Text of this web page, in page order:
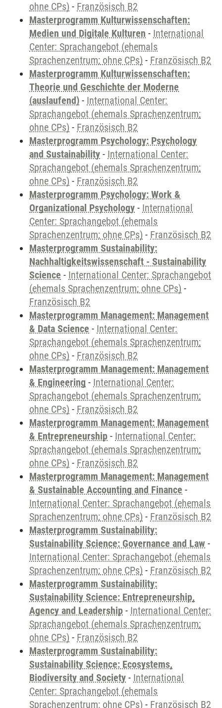
ohne CPs) - Französisch B2
Masterprogramm Kulturwissenschaften:
Medien und Digitale Kulturen - International
Center: Sprachangebot (ehemals
Sprachenzentrum; ohne CPs) - Französisch B2
Masterprogramm Kulturwissenschaften:
Theorie und Geschichte der Moderne
(auslaufend) - International Center:
Sprachangebot (ehemals Sprachenzentrum;
ohne CPs) - Französisch B2
Masterprogramm Psychology: Psychology
and Sustainability - International Center:
Sprachangebot (ehemals Sprachenzentrum;
ohne CPs) - Französisch B2
Masterprogramm Psychology: Work &
Organizational Psychology - International
Center: Sprachangebot (ehemals
Sprachenzentrum; ohne CPs) - Französisch B2
Masterprogramm Sustainability:
Nachhaltigkeitswissenschaft - Sustainability
Science - International Center: Sprachangebot
(ehemals Sprachenzentrum; ohne CPs) -
Französisch B2
Masterprogramm Management: Management
& Data Science - International Center:
Sprachangebot (ehemals Sprachenzentrum;
ohne CPs) - Französisch B2
Masterprogramm Management: Management
& Engineering - International Center:
Sprachangebot (ehemals Sprachenzentrum;
ohne CPs) - Französisch B2
Masterprogramm Management: Management
& Entrepreneurship - International Center:
Sprachangebot (ehemals Sprachenzentrum;
ohne CPs) - Französisch B2
Masterprogramm Management: Management
& Sustainable Accounting and Finance -
International Center: Sprachangebot (ehemals
Sprachenzentrum; ohne CPs) - Französisch B2
Masterprogramm Sustainability:
Sustainability Science: Governance and Law -
International Center: Sprachangebot (ehemals
Sprachenzentrum; ohne CPs) - Französisch B2
Masterprogramm Sustainability:
Sustainability Science: Entrepreneurship,
Agency and Leadership - International Center:
Sprachangebot (ehemals Sprachenzentrum;
ohne CPs) - Französisch B2
Masterprogramm Sustainability:
Sustainability Science: Ecosystems,
Biodiversity and Society - International
Center: Sprachangebot (ehemals
Sprachenzentrum; ohne CPs) - Französisch B2